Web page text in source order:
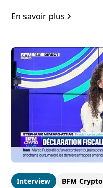
En savoir plus
Interview BFM Crypto